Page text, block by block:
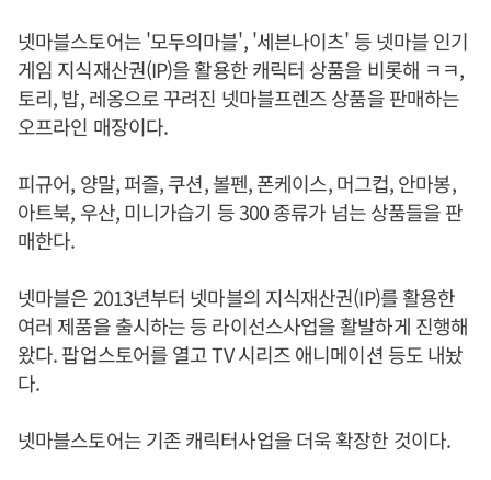
넷마블스토어는 '모두의마블', '세븐나이츠' 등 넷마블 인기
게임 지식재산권(IP)을 활용한 캐릭터 상품을 비롯해 ㅋㅋ,
토리, 밥, 레옹으로 꾸려진 넷마블프렌즈 상품을 판매하는
오프라인 매장이다.
피규어, 양말, 퍼즐, 쿠션, 볼펜, 폰케이스, 머그컵, 안마봉,
아트북, 우산, 미니가습기 등 300 종류가 넘는 상품들을 판
매한다.
넷마블은 2013년부터 넷마블의 지식재산권(IP)를 활용한
여러 제품을 출시하는 등 라이선스사업을 활발하게 진행해
왔다. 팝업스토어를 열고 TV 시리즈 애니메이션 등도 내놨
다.
넷마블스토어는 기존 캐릭터사업을 더욱 확장한 것이다.